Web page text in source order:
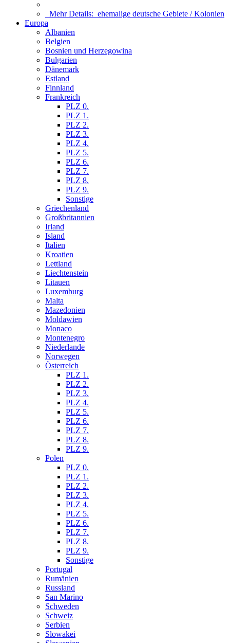
Mehr Details: ehemalige deutsche Gebiete / Kolonien
Europa
Albanien
Belgien
Bosnien und Herzegowina
Bulgarien
Dänemark
Estland
Finnland
Frankreich
PLZ 0.
PLZ 1.
PLZ 2.
PLZ 3.
PLZ 4.
PLZ 5.
PLZ 6.
PLZ 7.
PLZ 8.
PLZ 9.
Sonstige
Griechenland
Großbritannien
Irland
Island
Italien
Kroatien
Lettland
Liechtenstein
Litauen
Luxemburg
Malta
Mazedonien
Moldawien
Monaco
Montenegro
Niederlande
Norwegen
Österreich
PLZ 1.
PLZ 2.
PLZ 3.
PLZ 4.
PLZ 5.
PLZ 6.
PLZ 7.
PLZ 8.
PLZ 9.
Polen
PLZ 0.
PLZ 1.
PLZ 2.
PLZ 3.
PLZ 4.
PLZ 5.
PLZ 6.
PLZ 7.
PLZ 8.
PLZ 9.
Sonstige
Portugal
Rumänien
Russland
San Marino
Schweden
Schweiz
Serbien
Slowakei